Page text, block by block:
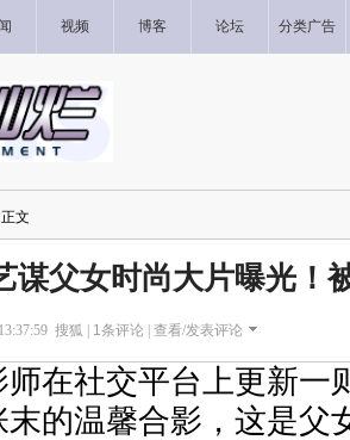
视频 博客 论坛 分类广告
文
谋父女时尚大片曝光！
搜狐 | 1条评论 | 查看/发表评论
在社交平台上更新一
的温馨合影，这是父